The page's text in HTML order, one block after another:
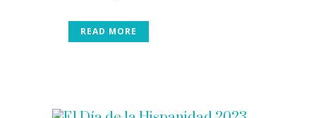
READ MORE